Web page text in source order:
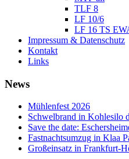
TLF 8
LF 10/6
LF 16 TS
Impressum & Datenschutz
Kontakt
Links
News
Mühlenfest 2026
Schwelbrand in Kohlesilo
Save the date:
Fastnachtsumzug in Klaa
Großeinsatz in Frankfurt-